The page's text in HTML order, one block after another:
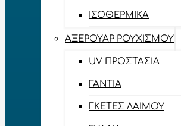
ΙΣΟΘΕΡΜΙΚΆ
ΑΞΕΡΟΥΆΡ ΡΟΥΧΙΣΜΟΎ
UV ΠΡΟΣΤΑΣΊΑ
ΓΆΝΤΙΑ
ΓΚΈΤΕΣ ΛΑΊΜΟΥ